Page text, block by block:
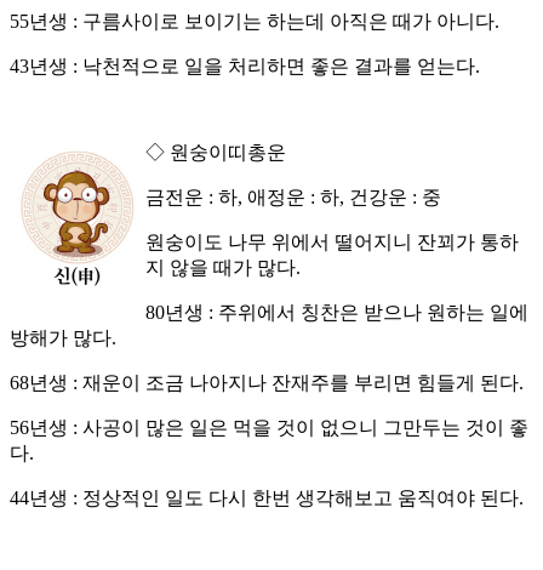
55년생 : 구름사이로 보이기는 하는데 아직은 때가 아니다.
43년생 : 낙천적으로 일을 처리하면 좋은 결과를 얻는다.
◇ 원숭이띠총운
금전운 : 하, 애정운 : 하, 건강운 : 중
원숭이도 나무 위에서 떨어지니 잔꾀가 통하
지 않을 때가 많다.
80년생 : 주위에서 칭찬은 받으나 원하는 일에
방해가 많다.
68년생 : 재운이 조금 나아지나 잔재주를 부리면 힘들게 된다.
56년생 : 사공이 많은 일은 먹을 것이 없으니 그만두는 것이 좋
다.
44년생 : 정상적인 일도 다시 한번 생각해보고 움직여야 된다.